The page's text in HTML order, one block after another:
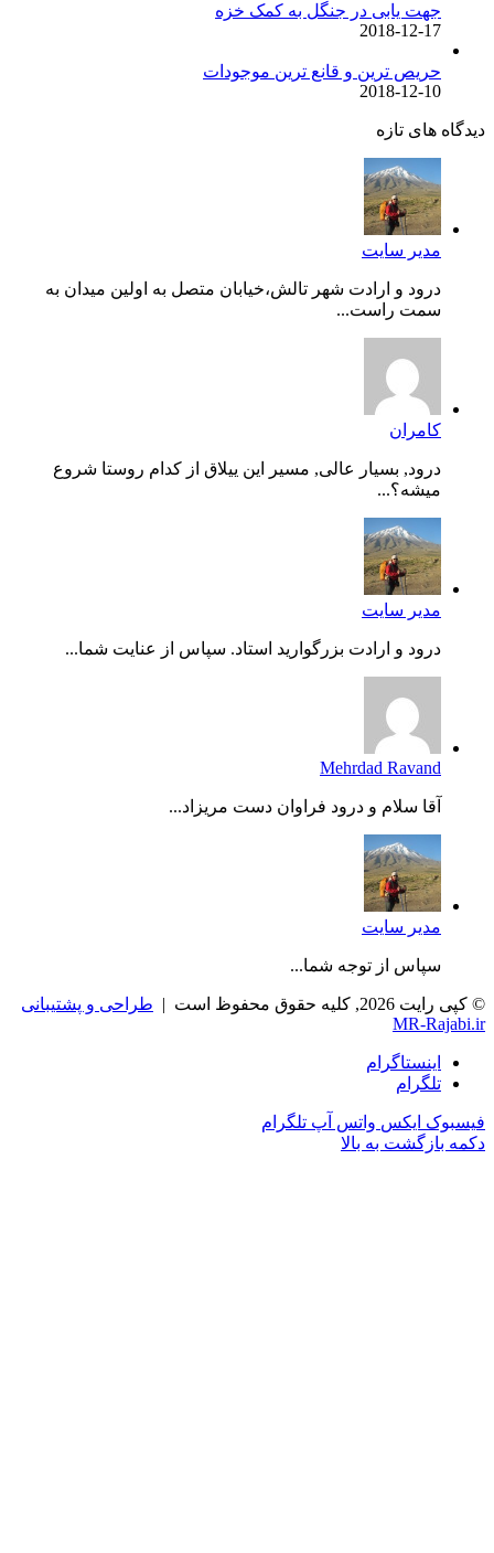
جهت یابی در جنگل به کمک خزه
2018-12-17
حریص ترین و قانع ترین موجودات
2018-12-10
دیدگاه های تازه
مدیر سایت
درود و ارادت شهر تالش،خیابان متصل به اولین میدان به
سمت راست...
کامران
درود, بسیار عالی, مسیر این ییلاق از کدام روستا شروع
میشه؟...
مدیر سایت
درود و ارادت بزرگوارید استاد. سپاس از عنایت شما...
Mehrdad Ravand
آقا سلام و درود فراوان دست مریزاد...
مدیر سایت
سپاس از توجه شما...
© کپی رایت 2026, کلیه حقوق محفوظ است |
طراحی و پشتیبانی
MR-Rajabi.ir
اینستاگرام
تلگرام
فیسبوک ایکس واتس آپ تلگرام
دکمه بازگشت به بالا